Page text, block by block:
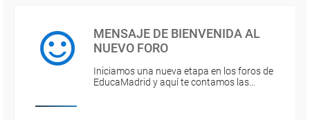
MENSAJE DE BIENVENIDA AL
NUEVO FORO
Iniciamos una nueva etapa en los foros de
EducaMadrid y aquí te contamos las…